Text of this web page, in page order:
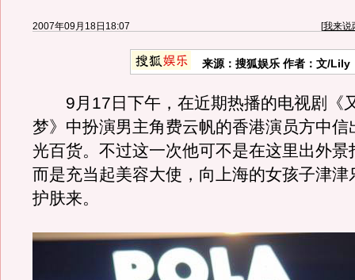
2007年09月18日18:07 [我来说
来源：搜狐娱乐 作者：文/Lily
9月17日下午，在近期热播的电视剧《
梦》中扮演男主角费云帆的香港演员方中信
光百货。不过这一次他可不是在这里出外景
而是充当起美容大使，向上海的女孩子津津
护肤来。